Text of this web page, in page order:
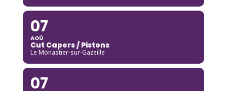
07
AOÛ
Cut Capers / Pistons
Le Monastier-sur-Gazeille
07